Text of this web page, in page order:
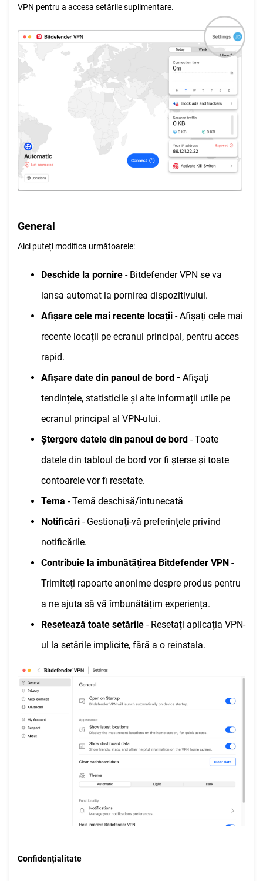
VPN pentru a accesa setările suplimentare.
General
Aici puteți modifica următoarele:
Deschide la pornire - Bitdefender VPN se va
lansa automat la pornirea dispozitivului.
Afișare cele mai recente locații - Afișați cele mai
recente locații pe ecranul principal, pentru acces
rapid.
Afișare date din panoul de bord - Afișați
tendințele, statisticile și alte informații utile pe
ecranul principal al VPN-ului.
Ștergere datele din panoul de bord - Toate
datele din tabloul de bord vor fi șterse și toate
contoarele vor fi resetate.
Tema - Temă deschisă/întunecată
Notificări - Gestionați-vă preferințele privind
notificările.
Contribuie la îmbunătățirea Bitdefender VPN -
Trimiteți rapoarte anonime despre produs pentru
a ne ajuta să vă îmbunătățim experiența.
Resetează toate setările - Resetați aplicația VPN-
ul la setările implicite, fără a o reinstala.
Confidențialitate